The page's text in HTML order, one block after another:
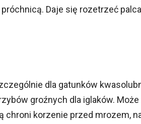
Daje się rozetrzeć
dla gatunków
groźnych dla iglaków.
chroni korzenie przed mrozem,